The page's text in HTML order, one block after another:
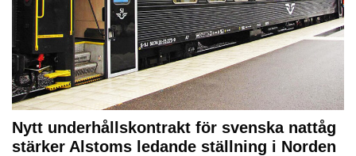
Nytt underhållskontrakt för svenska nattåg
stärker Alstoms ledande ställning i Norden